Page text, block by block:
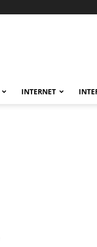
INTERNET